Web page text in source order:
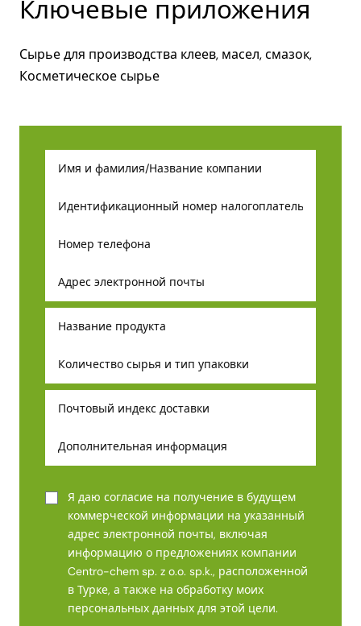
Ключевые приложения
Сырье для производства клеев, масел, смазок,
Косметическое сырье
Я даю согласие на получение в будущем
коммерческой информации на указанный
адрес электронной почты, включая
информацию о предложениях компании
Centro-chem sp. z o.o. sp.k., расположенной
в Турке, а также на обработку моих
персональных данных для этой цели.